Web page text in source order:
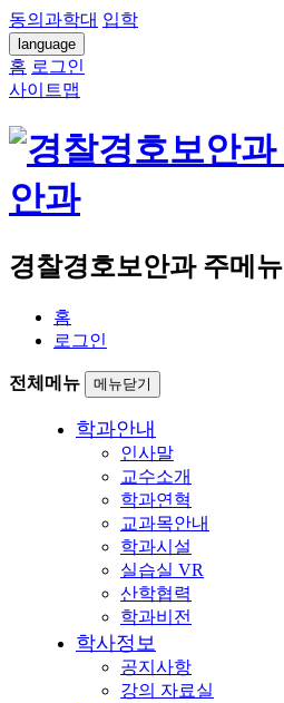
동의과학대 입학
language
홈 로그인
사이트맵
안과
경찰경호보안과 주메뉴
홈
로그인
전체메뉴 메뉴닫기
학과안내
인사말
교수소개
학과연혁
교과목안내
학과시설
실습실 VR
산학협력
학과비전
학사정보
공지사항
강의 자료실